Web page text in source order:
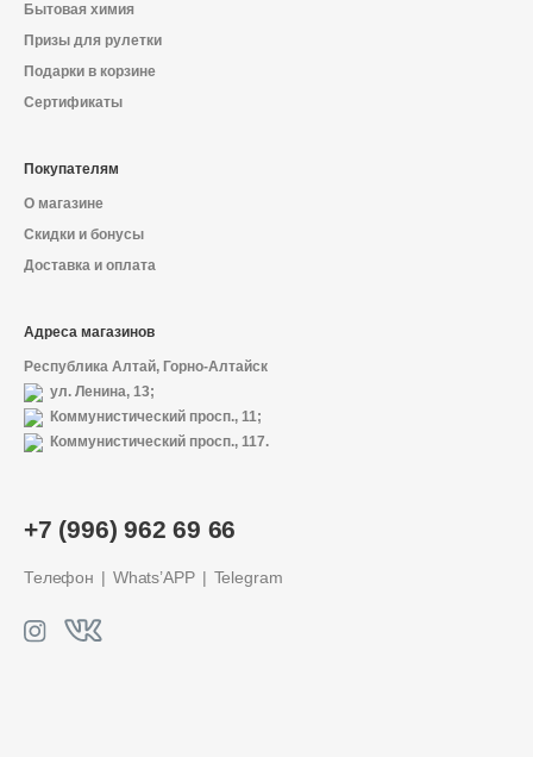
+7 (996) 962 69 66
Телефон Whats’APP Telegram
Бытовая химия
Призы для рулетки
Подарки в корзине
Сертификаты
Покупателям
О магазине
Скидки и бонусы
Доставка и оплата
Адреса магазинов
Республика Алтай, Горно-Алтайск
ул. Ленина, 13;
Коммунистический просп., 11;
Коммунистический просп., 117.